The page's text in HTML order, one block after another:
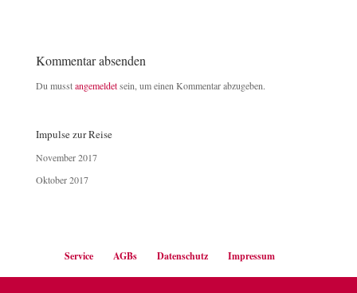
Kommentar absenden
Du musstangemeldetsein, um einen Kommentar abzugeben.
Impulse zur Reise
November 2017
Oktober 2017
Service AGBs Datenschutz Impressum